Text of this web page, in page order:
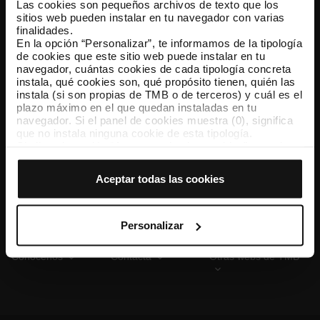
Las cookies son pequeños archivos de texto que los
sitios web pueden instalar en tu navegador con varias
finalidades.
En la opción “Personalizar”, te informamos de la tipología
de cookies que este sitio web puede instalar en tu
navegador, cuántas cookies de cada tipología concreta
instala, qué cookies son, qué propósito tienen, quién las
instala (si son propias de TMB o de terceros) y cuál es el
plazo máximo en el que quedan instaladas en tu
navegador. Si el panel de cookies muestra (0), significa
que no instala ninguna cookie de esta tipología.
que todas estas cookies se instalen en tu navegador.
tipología de cookies permite indicar si quieres que se
instalen o no las cookies de esa clase.
Una vez que hayas marcado tus preferencias, debes
hacer clic en “Seleccionar y configurar”. Así se instalarán
previamente. Te sugerimos que selecciones las cookies
de personalización, porque permiten recordar tus
opciones de navegación (como el idioma) y mejoran tu
Aceptar todas las cookies
Personalizar
TMB App
Descárgate TMB App y compra tus billetes
App Store Google Play
Conócenos Contacta Otras webs de TMB